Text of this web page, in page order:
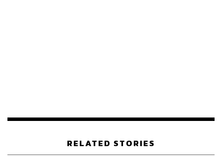
แต่กำลังวางแผนสร้างกาซาขึ้นมาใหม่
RELATED STORIES